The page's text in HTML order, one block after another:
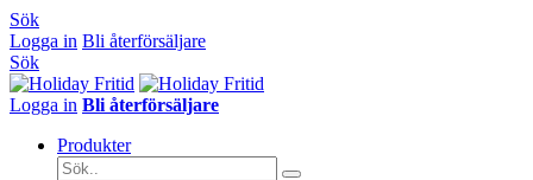
Sök
Logga in Bli återförsäljare
Sök
Logga in Bli återförsäljare
Produkter